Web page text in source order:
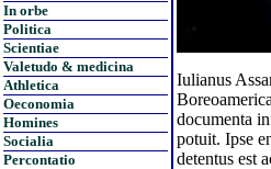
In orbe
Politica
Scientiae
Valetudo & medicina
Athletica
Oeconomia
Homines
Socialia
Percontatio
Iulianus
documenta
potuit. Ipse
detentus est